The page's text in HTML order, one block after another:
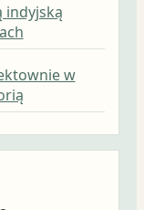
indyjską
w